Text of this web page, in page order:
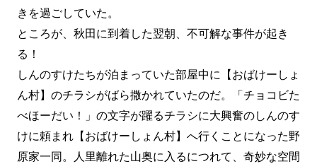
きを過ごしていた。
ところが、秋田に到着した翌朝、不可解な事件が起き
る！
しんのすけたちが泊まっていた部屋中に【おばけーしょ
ん村】のチラシがばら撒かれていたのだ。「チョコビた
べほーだい！」の文字が躍るチラシに大興奮のしんのす
けに頼まれ【おばけーしょん村】へ行くことになった野
原家一同。人里離れた山奥に入るにつれて、奇妙な空間